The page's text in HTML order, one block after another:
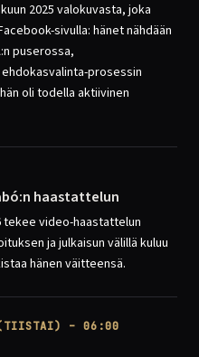
2025 valokuvasta, joka
sivulla: hänet nähdään
puserossa,
prosessin
oli todella aktiivinen
haastattelun
video-haastattelun
ja julkaisun välillä kuluu
hänen väitteensä.
(TIISTAI) – 06:00